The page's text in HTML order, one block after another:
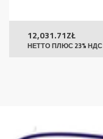
12,031.71ZŁ
НЕТТО ПЛЮС 23% НДС